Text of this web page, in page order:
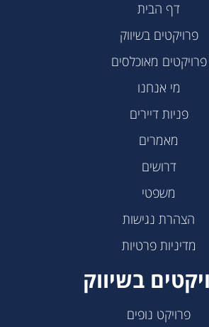
דף הבית
פרויקטים בשיווק
פרויקטים מאוכלסים
מי אנחנו
פניות דיירים
מאמרים
דרושים
משפטי
הצהרת נגישות
מדיניות פרטיות
בשיווק
פרויקט נופים